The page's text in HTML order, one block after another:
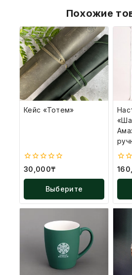
Похожие
Кейс «Тотем»
0
5
30,000₸
Выберите
Параметры
0
5